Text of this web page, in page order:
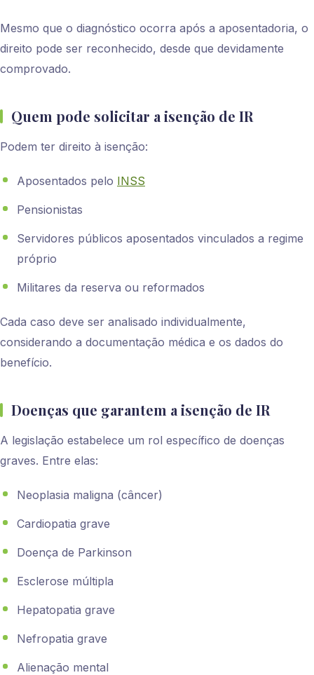
Mesmo que o diagnóstico ocorra após a aposentadoria, o
direito pode ser reconhecido, desde que devidamente
comprovado.
Quem pode solicitar a isenção de IR
Podem ter direito à isenção:
Aposentados pelo INSS
Pensionistas
Servidores públicos aposentados vinculados a regime
próprio
Militares da reserva ou reformados
Cada caso deve ser analisado individualmente,
considerando a documentação médica e os dados do
benefício.
Doenças que garantem a isenção de IR
A legislação estabelece um rol específico de doenças
graves. Entre elas:
Neoplasia maligna (câncer)
Cardiopatia grave
Doença de Parkinson
Esclerose múltipla
Hepatopatia grave
Nefropatia grave
Alienação mental